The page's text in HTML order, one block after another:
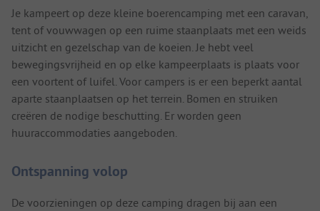
Je kampeert op deze kleine boerencamping met een caravan,
tent of vouwwagen op een ruime staanplaats met een weids
uitzicht en gezelschap van de koeien. Je hebt veel
bewegingsvrijheid en op elke kampeerplaats is plaats voor
een voortent of luifel. Voor campers is er een beperkt aantal
aparte staanplaatsen op het terrein. Bomen en struiken
creëren de nodige beschutting. Er worden geen
huuraccommodaties aangeboden.
Ontspanning volop
De voorzieningen op deze camping dragen bij aan een